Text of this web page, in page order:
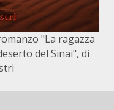
"La ragazza
del Sinai", di